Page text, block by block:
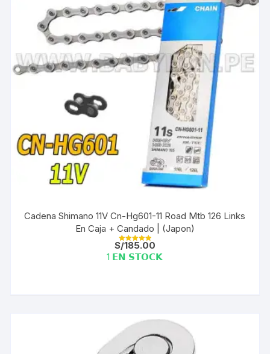
Cadena Shimano 11V Cn-Hg601-11 Road Mtb 126 Links
En Caja + Candado | (Japon)
Valorado con
5.00
de 5
S/185.00
1 𝗘𝗡 𝗦𝗧𝗢𝗖𝗞